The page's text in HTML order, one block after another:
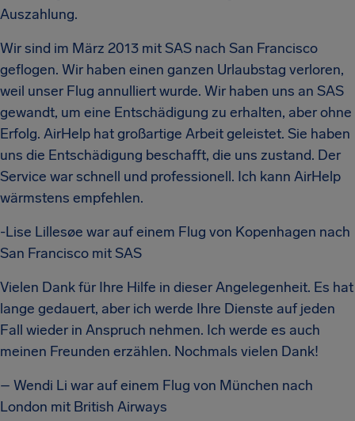
Auszahlung.
Wir sind im März 2013 mit SAS nach San Francisco
geflogen. Wir haben einen ganzen Urlaubstag verloren,
weil unser Flug annulliert wurde. Wir haben uns an SAS
gewandt, um eine Entschädigung zu erhalten, aber ohne
Erfolg. AirHelp hat großartige Arbeit geleistet. Sie haben
uns die Entschädigung beschafft, die uns zustand. Der
Service war schnell und professionell. Ich kann AirHelp
wärmstens empfehlen.
-Lise Lillesøe war auf einem Flug von Kopenhagen nach
San Francisco mit SAS
Vielen Dank für Ihre Hilfe in dieser Angelegenheit. Es hat
lange gedauert, aber ich werde Ihre Dienste auf jeden
Fall wieder in Anspruch nehmen. Ich werde es auch
meinen Freunden erzählen. Nochmals vielen Dank!
– Wendi Li war auf einem Flug von München nach
London mit British Airways